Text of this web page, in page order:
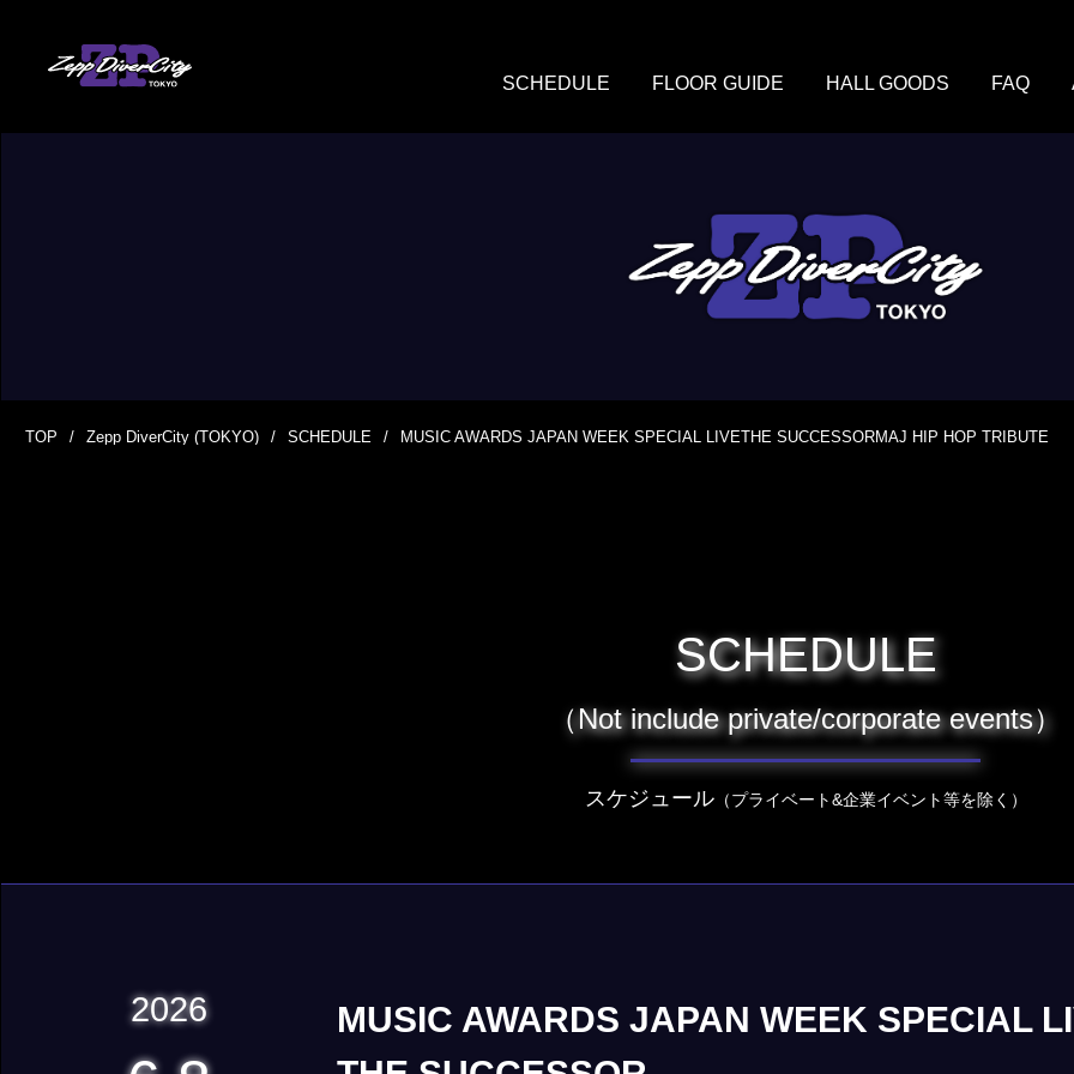
SCHEDULE FLOOR GUIDE HALL GOODS FAQ
TOP Zepp DiverCity (TOKYO) SCHEDULE MUSIC AWARDS JAPAN WEEK SPECIAL LIVETHE SUCCESSORMAJ HIP HOP TRIBUTE
SCHEDULE
（Not include private/corporate events）
スケジュール（プライベート&企業イベント等を除く）
2026
MUSIC AWARDS JAPAN WEEK SPECIAL